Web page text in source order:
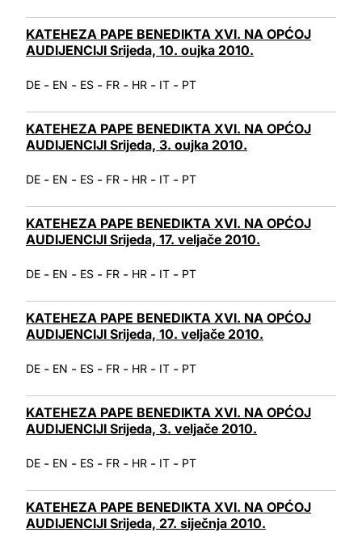
KATEHEZA PAPE BENEDIKTA XVI. NA OPĆOJ
AUDIJENCIJI Srijeda, 10. oujka 2010.
DE - EN - ES - FR - HR - IT - PT
KATEHEZA PAPE BENEDIKTA XVI. NA OPĆOJ
AUDIJENCIJI Srijeda, 3. oujka 2010.
DE - EN - ES - FR - HR - IT - PT
KATEHEZA PAPE BENEDIKTA XVI. NA OPĆOJ
AUDIJENCIJI Srijeda, 17. veljače 2010.
DE - EN - ES - FR - HR - IT - PT
KATEHEZA PAPE BENEDIKTA XVI. NA OPĆOJ
AUDIJENCIJI Srijeda, 10. veljače 2010.
DE - EN - ES - FR - HR - IT - PT
KATEHEZA PAPE BENEDIKTA XVI. NA OPĆOJ
AUDIJENCIJI Srijeda, 3. veljače 2010.
DE - EN - ES - FR - HR - IT - PT
KATEHEZA PAPE BENEDIKTA XVI. NA OPĆOJ
AUDIJENCIJI Srijeda, 27. siječnja 2010.